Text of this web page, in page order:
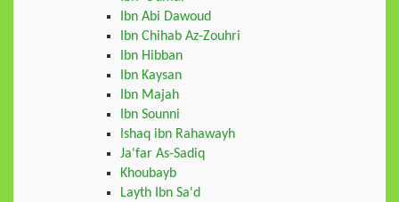
Ibn Abi Dawoud
Ibn Chihab Az-Zouhri
Ibn Hibban
Ibn Kaysan
Ibn Majah
Ibn Sounni
Ishaq ibn Rahawayh
Ja'far As-Sadiq
Khoubayb
Layth Ibn Sa'd